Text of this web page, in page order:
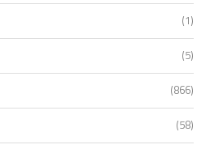
(1)
(5)
(866)
(58)